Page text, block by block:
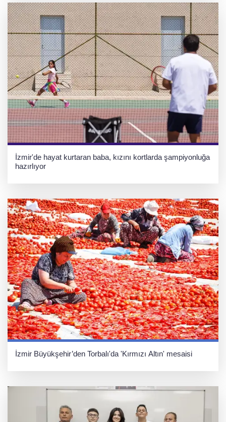
İzmir'de hayat kurtaran baba, kızını kortlarda şampiyonluğa
hazırlıyor
İzmir Büyükşehir’den Torbalı'da 'Kırmızı Altın' mesaisi